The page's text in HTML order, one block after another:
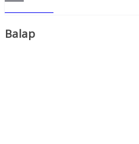
Copy
Link
Balap